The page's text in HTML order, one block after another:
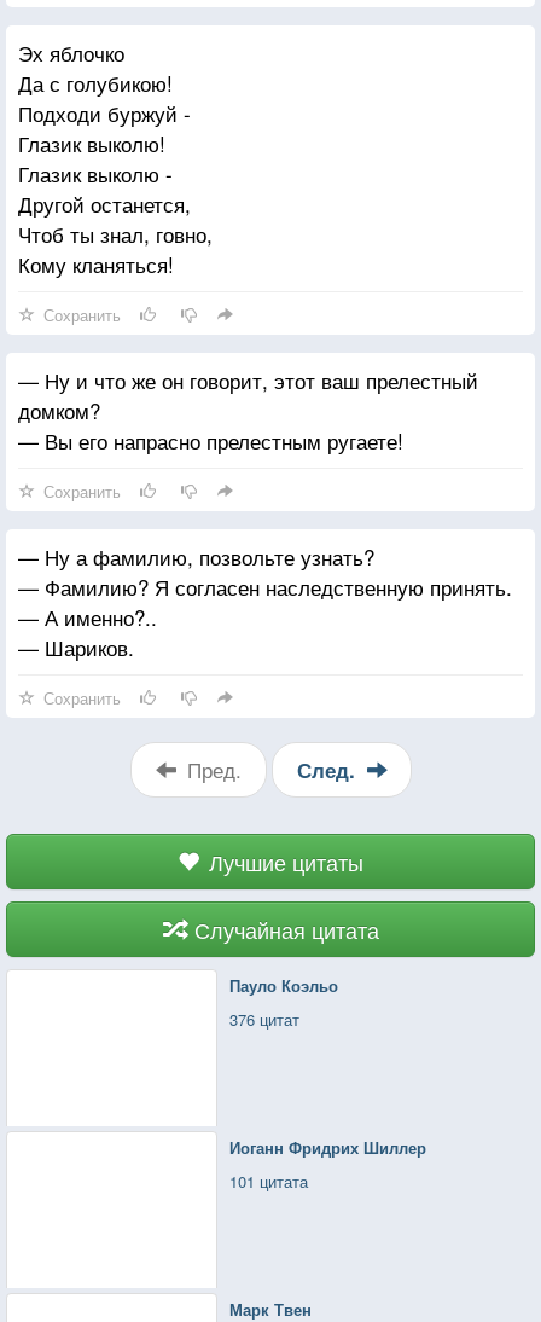
Эх яблочко
Да с голубикою!
Подходи буржуй -
Глазик выколю!
Глазик выколю -
Другой останется,
Чтоб ты знал, говно,
Кому кланяться!
Сохранить
— Ну и что же он говорит, этот ваш прелестный
домком?
— Вы его напрасно прелестным ругаете!
Сохранить
— Ну а фамилию, позвольте узнать?
— Фамилию? Я согласен наследственную принять.
— А именно?..
— Шариков.
Сохранить
Пред. След.
Лучшие цитаты
Случайная цитата
Пауло Коэльо
376 цитат
Иоганн Фридрих Шиллер
101 цитата
Марк Твен